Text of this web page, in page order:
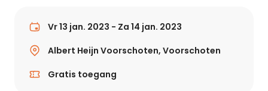
Vr 13 jan. 2023 - Za 14 jan. 2023
Albert Heijn Voorschoten, Voorschoten
Gratis toegang